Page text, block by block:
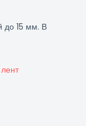
до 15 мм. В